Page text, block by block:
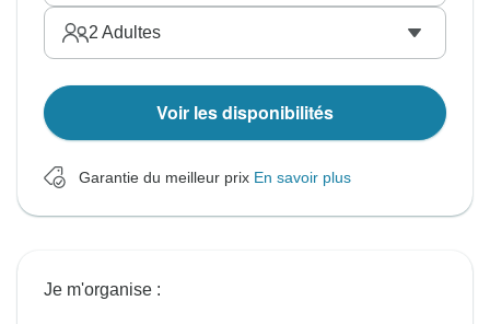
2 Adultes
Voir les disponibilités
Garantie du meilleur prix En savoir plus
Je m'organise :